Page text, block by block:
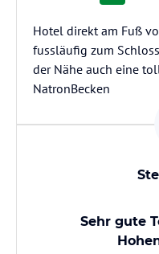
Hotel direkt am Fuß
fussläufig zum
der Nähe auch eine
NatronBecken
Sehr gute